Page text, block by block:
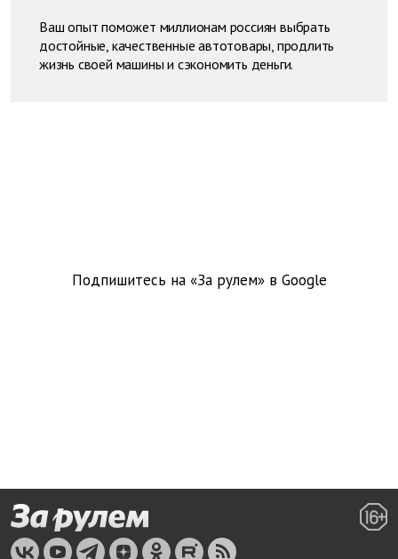
Ваш опыт поможет миллионам россиян выбрать
достойные, качественные автотовары, продлить
жизнь своей машины и сэкономить деньги.
Подпишитесь на «За рулем» в Google